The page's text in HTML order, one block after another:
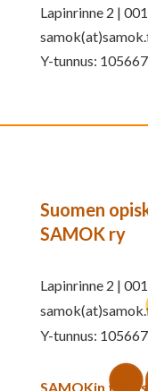
Lapinrinne 2 |
Y-tunnus:
Suomen
SAMOK ry
Lapinrinne 2 |
Y-tunnus:
SAMOKin